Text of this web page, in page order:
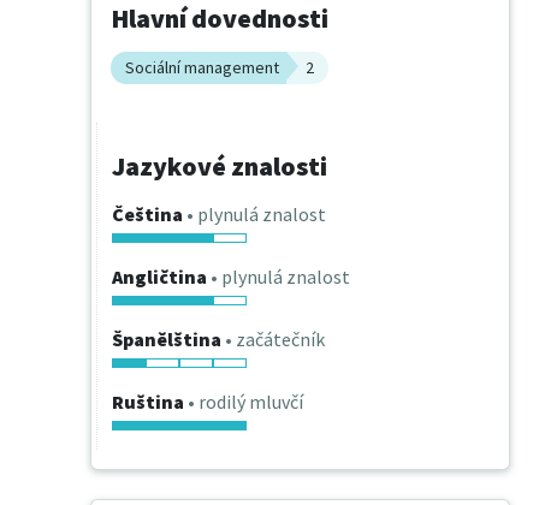
Hlavní dovednosti
Sociální management 2
Jazykové znalosti
Čeština • plynulá znalost
Angličtina • plynulá znalost
Španělština • začátečník
Ruština • rodilý mluvčí